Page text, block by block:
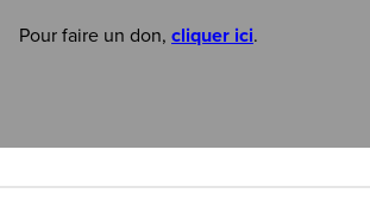
Pour faire un don, cliquer ici.